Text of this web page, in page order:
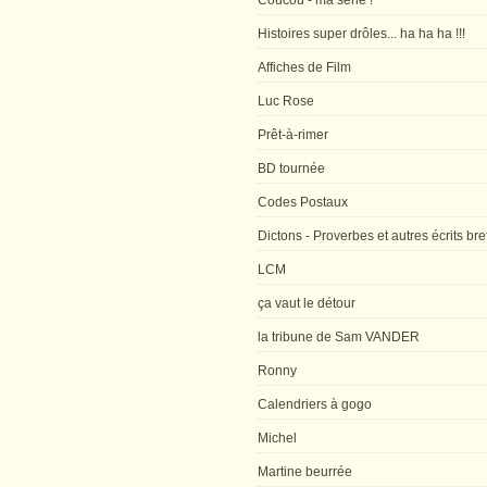
Histoires super drôles... ha ha ha !!!
Affiches de Film
Luc Rose
Prêt-à-rimer
BD tournée
Codes Postaux
Dictons - Proverbes et autres écrits
LCM
ça vaut le détour
la tribune de Sam VANDER
Ronny
Calendriers à gogo
Michel
Martine beurrée